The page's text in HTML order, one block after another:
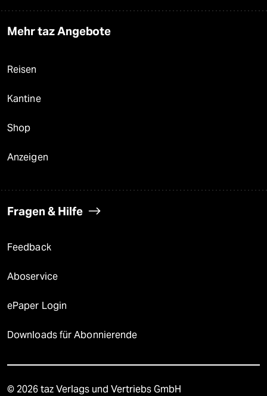
Mehr taz Angebote
Reisen
Kantine
Shop
Anzeigen
Fragen & Hilfe
Feedback
Aboservice
ePaper Login
Downloads für Abonnierende
© 2026 taz Verlags und Vertriebs GmbH